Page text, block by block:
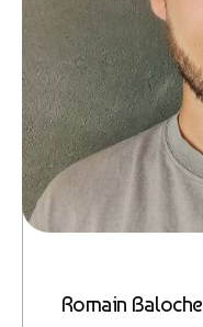
Romain Baloche